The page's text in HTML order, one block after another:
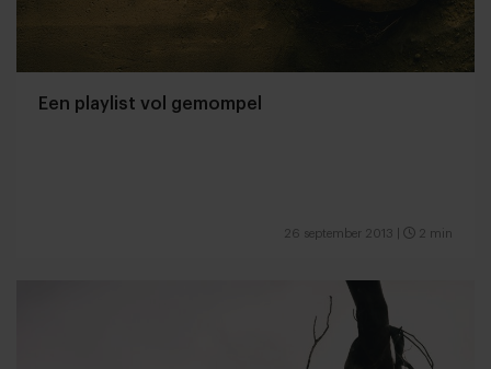
Een playlist vol gemompel
26 september 2013 2 min